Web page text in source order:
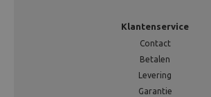
Klantenservice
Contact
Betalen
Levering
Garantie